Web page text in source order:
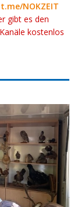
t.me/NOKZEIT
gibt es den
kostenlos